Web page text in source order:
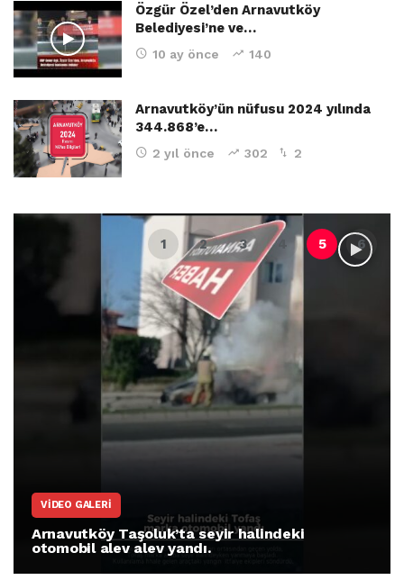
Özgür Özel’den Arnavutköy
Belediyesi’ne ve…
10 ay önce 140
Arnavutköy’ün nüfusu 2024 yılında
344.868’e…
2 yıl önce 302 2
VIDEO GALERI
Arnavutköy Taşoluk’ta seyir halindeki
otomobil alev alev yandı.